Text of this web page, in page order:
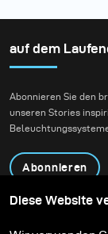
auf dem
Abonnieren Sie den
unseren Stories
Abonnieren
Diese Website